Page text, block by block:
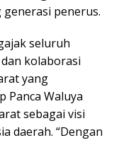
penerus.
seluruh
kolaborasi
yang
Panca Waluya
sebagai visi
daerah. “Dengan